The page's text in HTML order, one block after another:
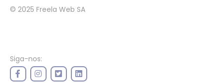
© 2025 Freela Web SA
Siga-nos: